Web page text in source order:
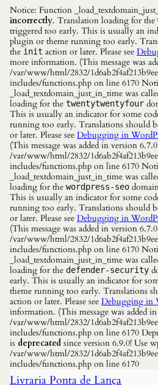
Notice: Function
incorrectly. Translation loading for the
triggered too early. This is usually an
plugin or theme running too early.
the init action or later. Please see
more information. (This message was
/var/www/html/2832/
includes/functions.php on line 6170
_load_textdomain_just_in_time was
loading for the twentytwentyfour
This is usually an indicator for some
running too early. Translations should
or later. Please see Debugging in
(This message was added in version
/var/www/html/2832/
includes/functions.php on line 6170
_load_textdomain_just_in_time was
loading for the wordpress-seo
This is usually an indicator for some
running too early. Translations should
or later. Please see Debugging in
(This message was added in version
/var/www/html/2832/
includes/functions.php on line 6170
_load_textdomain_just_in_time was
loading for the defender-security
early. This is usually an indicator for
theme running too early. Translations
action or later. Please see Debugging in
information. (This message was added
/var/www/html/2832/
includes/functions.php on line 6170
is deprecated since version 6.9.0! Use
/var/www/html/2832/
includes/functions.php on line 6170
Livraria Ponta de Lança